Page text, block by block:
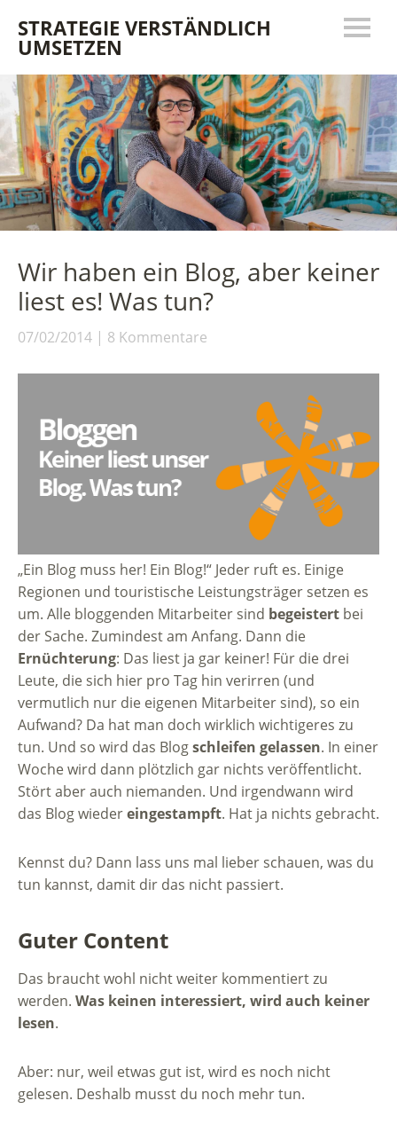
STRATEGIE VERSTÄNDLICH
UMSETZEN
Wir haben ein Blog, aber keiner
liest es! Was tun?
07/02/2014 8 Kommentare
„Ein Blog muss her! Ein Blog!“ Jeder ruft es. Einige
Regionen und touristische Leistungsträger setzen es
um. Alle bloggenden Mitarbeiter sind begeistert bei
der Sache. Zumindest am Anfang. Dann die
Ernüchterung: Das liest ja gar keiner! Für die drei
Leute, die sich hier pro Tag hin verirren (und
vermutlich nur die eigenen Mitarbeiter sind), so ein
Aufwand? Da hat man doch wirklich wichtigeres zu
tun. Und so wird das Blogschleifen gelassen. In einer
Woche wird dann plötzlich gar nichts veröffentlicht.
Stört aber auch niemanden. Und irgendwann wird
das Blog wiedereingestampft. Hat ja nichts gebracht.
Kennst du? Dann lass uns mal lieber schauen, was du
tun kannst, damit dir das nicht passiert.
Guter Content
Das braucht wohl nicht weiter kommentiert zu
werden. Was keinen interessiert, wird auch keiner
lesen.
Aber: nur, weil etwas gut ist, wird es noch nicht
gelesen. Deshalb musst du noch mehr tun.